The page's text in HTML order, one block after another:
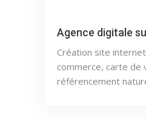
Agence digitale
Création site
commerce, carte de
référencement